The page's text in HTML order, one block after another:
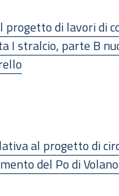
progetto di lavori di
I stralcio, parte B
al progetto di
del Po di